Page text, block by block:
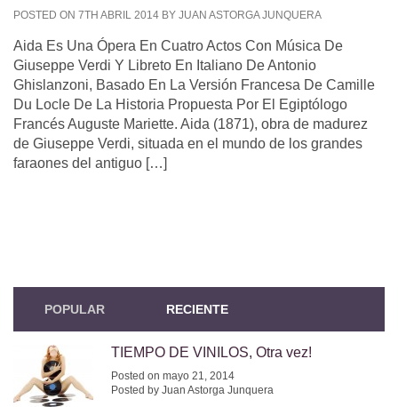
POSTED ON 7TH ABRIL 2014 BY JUAN ASTORGA JUNQUERA
Aida Es Una Ópera En Cuatro Actos Con Música De
Giuseppe Verdi Y Libreto En Italiano De Antonio
Ghislanzoni, Basado En La Versión Francesa De Camille
Du Locle De La Historia Propuesta Por El Egiptólogo
Francés Auguste Mariette. Aida (1871), obra de madurez
de Giuseppe Verdi, situada en el mundo de los grandes
faraones del antiguo […]
POPULAR RECIENTE
TIEMPO DE VINILOS, Otra vez!
Posted on mayo 21, 2014
Posted by Juan Astorga Junquera